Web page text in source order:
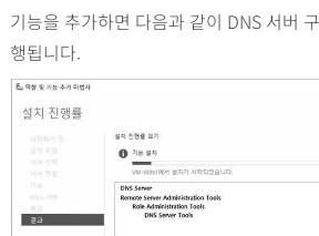
u
s
기능을 추가하면 다음과 같이 DNS 서버
행됩니다.